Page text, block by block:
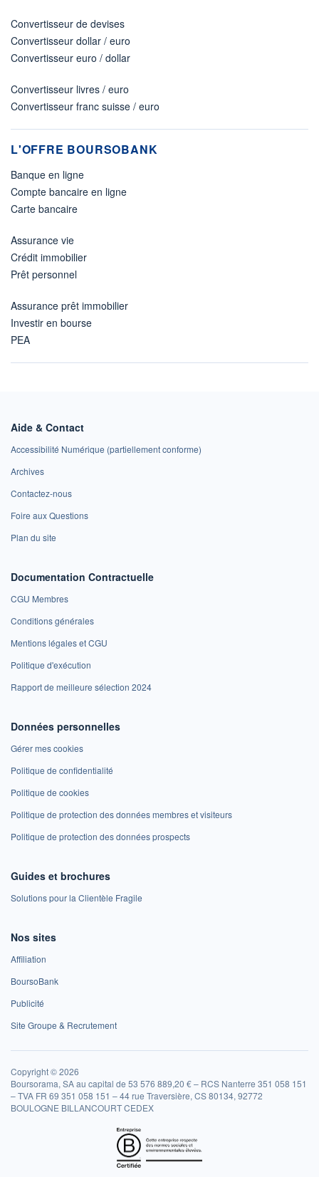
Convertisseur de devises
Convertisseur dollar / euro
Convertisseur euro / dollar
Convertisseur livres / euro
Convertisseur franc suisse / euro
L'OFFRE BOURSOBANK
Banque en ligne
Compte bancaire en ligne
Carte bancaire
Assurance vie
Crédit immobilier
Prêt personnel
Assurance prêt immobilier
Investir en bourse
PEA
Aide & Contact
Accessibilité Numérique (partiellement conforme)
Archives
Contactez-nous
Foire aux Questions
Plan du site
Documentation Contractuelle
CGU Membres
Conditions générales
Mentions légales et CGU
Politique d'exécution
Rapport de meilleure sélection 2024
Données personnelles
Gérer mes cookies
Politique de confidentialité
Politique de cookies
Politique de protection des données membres et visiteurs
Politique de protection des données prospects
Guides et brochures
Solutions pour la Clientèle Fragile
Nos sites
Affiliation
BoursoBank
Publicité
Site Groupe & Recrutement
Copyright © 2026
Boursorama, SA au capital de 53 576 889,20 € – RCS Nanterre 351 058 151
– TVA FR 69 351 058 151 – 44 rue Traversière, CS 80134, 92772
BOULOGNE BILLANCOURT CEDEX